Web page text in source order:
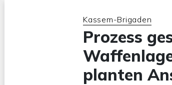
Kassem-Brigaden
Prozess
planten